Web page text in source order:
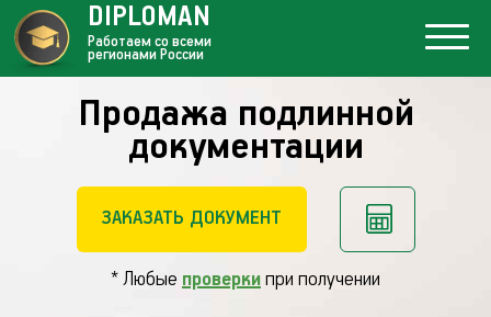
Продажа подлинной
документации
ЗАКАЗАТЬ ДОКУМЕНТ
* Любые проверки при получении
DIPLOMAN
Работаем со всеми
регионами России